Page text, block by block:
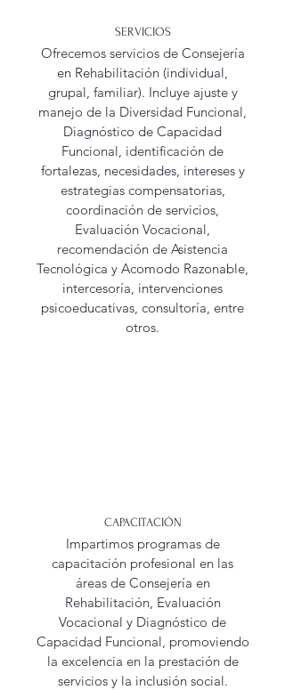
SERVICIOS
Ofrecemos servicios de Consejería
en Rehabilitación (individual,
grupal, familiar). Incluye ajuste y
manejo de la Diversidad Funcional,
Diagnóstico de Capacidad
Funcional, identificación de
fortalezas, necesidades, intereses y
estrategias compensatorias,
coordinación de servicios,
Evaluación Vocacional,
recomendación de Asistencia
Tecnológica y Acomodo Razonable,
intercesoría, intervenciones
psicoeducativas, consultoría, entre
otros.
CAPACITACIÓN
Impartimos programas de
capacitación profesional en las
áreas de Consejería en
Rehabilitación, Evaluación
Vocacional y Diagnóstico de
Capacidad Funcional, promoviendo
la excelencia en la prestación de
servicios y la inclusión social.